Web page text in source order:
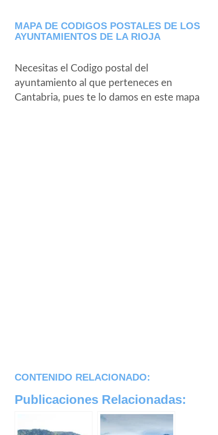
MAPA DE CODIGOS POSTALES DE LOS
AYUNTAMIENTOS DE LA RIOJA
Necesitas el Codigo postal del
ayuntamiento al que perteneces en
Cantabria, pues te lo damos en este mapa
CONTENIDO RELACIONADO:
Publicaciones Relacionadas: